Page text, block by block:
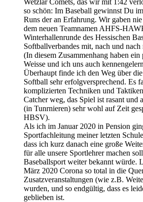
so schön: Im Baseball gewinnst Du
Runs der an Erfahrung. Wir gaben
dem neuen Teamnamen AHFS-
Winterhallenrunde des Hessischen
Softballverbandes mit, nach und
(In diesem Zusammenhang haben ein
Weisse und ich uns auch
Überhaupt finde ich den Weg über
Softball sehr erfolgversprechend. Es
komplizierten Techniken und
Catcher weg, das Spiel ist rasant und
(in Tunrnieren) sehr wohl auf Zeit
HBSV).
Als ich im Januar 2020 in Pension
Sportfachleitung meiner letzten
dass ich kurz danach eine große
für alle unsere Sportlehrer machen
Baseballsport weiter bekannt würde.
März 2020 Corona so total in die
Zusatzveranstaltungen (wie z.B.
wurden, und so endgültig, dass es
geblieben ist.